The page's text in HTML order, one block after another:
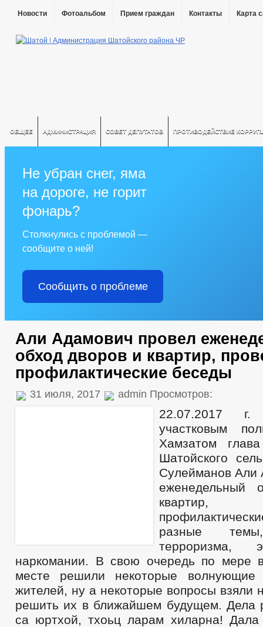
Новости Фотоальбом Прием граждан Контакты Карта
ОБЩЕЕ АДМИНИСТРАЦИЯ СОВЕТ ДЕПУТАТОВ ПРОТИВОДЕЙСТВИЕ
Не убран снег, яма
на дороге, не горит
фонарь?
Столкнулись с проблемой —
сообщите о ней!
Сообщить о проблеме
Али Адамович провел
обход дворов и квартир,
профилактические беседы
31 июля, 2017 admin Просмотров:
22.07.2017
участковым
Хамзатом
Шатойского
Сулейманов Али
еженедельный
разные
терроризма,
наркомании. В свою очередь по мере
месте решили некоторые
жителей, ну а некоторые вопросы взяли
решить их в ближайшем будущем. Дела
са юртхой, тхоьц ларам хиларна!